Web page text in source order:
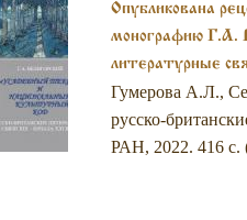
Опубликована
монографию Г.А.
литературные
Гумерова А.Л.,
русско-
РАН, 2022. 416 с.